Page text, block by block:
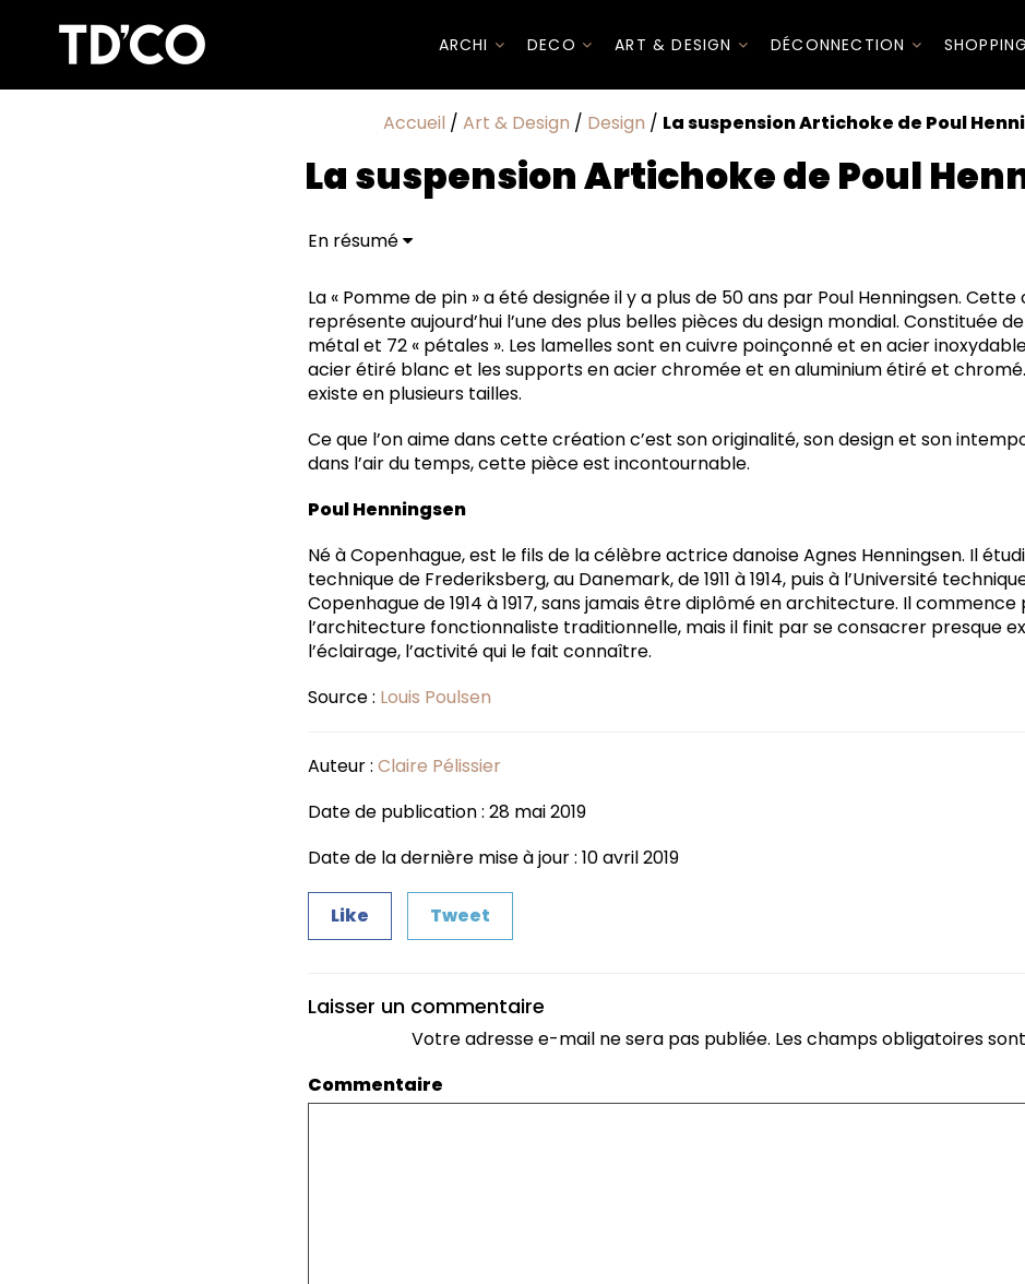
ARCHI DECO ART & DESIGN DÉCONNECTION SHOPPING
Accueil / Art & Design / Design / La suspension Artichoke de Poul
La suspension Artichoke de Poul
En résumé
La « Pomme de pin » a été designée il y a plus de 50 ans par Poul Henningsen.
représente aujourd’hui l’une des plus belles pièces du design mondial. Constituée
métal et 72 « pétales ». Les lamelles sont en cuivre poinçonné et en acier
acier étiré blanc et les supports en acier chromée et en aluminium étiré et
existe en plusieurs tailles.
Ce que l’on aime dans cette création c’est son originalité, son design et son
dans l’air du temps, cette pièce est incontournable.
Poul Henningsen
Né à Copenhague, est le fils de la célèbre actrice danoise Agnes Henningsen. Il
technique de Frederiksberg, au Danemark, de 1911 à 1914, puis à l’Université
Copenhague de 1914 à 1917, sans jamais être diplômé en architecture. Il
l’architecture fonctionnaliste traditionnelle, mais il finit par se consacrer presque
l’éclairage, l’activité qui le fait connaître.
Source : Louis Poulsen
Auteur : Claire Pélissier
Date de publication : 28 mai 2019
Date de la dernière mise à jour : 10 avril 2019
Like Tweet
Laisser un commentaire
Votre adresse e-mail ne sera pas publiée. Les champs obligatoires
Commentaire